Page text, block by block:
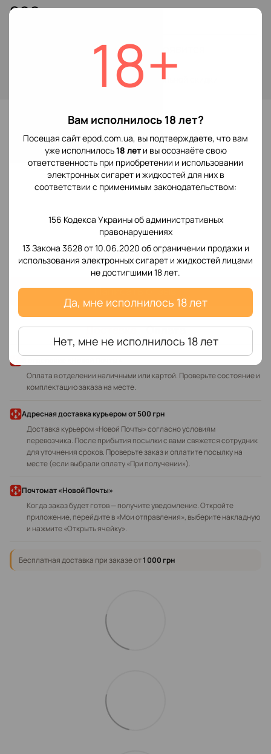
18+
Вам исполнилось 18 лет?
Посещая сайт epod.com.ua, вы подтверждаете, что вам
уже исполнилось18 лети вы осознаёте свою
ответственность при приобретении и использовании
электронных сигарет и жидкостей для них в
соответствии с применимым законодательством:
156 Кодекса Украины об административных
правонарушениях
13 Закона 3628 от 10.06.2020 об ограничении продажи и
использования электронных сигарет и жидкостей лицами
не достигшими 18 лет.
Да, мне исполнилось 18 лет
Нет, мне не исполнилось 18 лет
299 грн
Сообщить, когда появится
для отображения накопительной скидки
В избранное
Отзывы
Добавьте первый отзыв
Написать отзыв
Доставка Оплата
Оплата в отделении наличными или картой. Проверьте состояние и
комплектацию заказа на месте.
Адресная доставка курьеромот 500 грн
Доставка курьером «Новой Почты» согласно условиям
перевозчика. После прибытия посылки с вами свяжется сотрудник
для уточнения сроков. Проверьте заказ и оплатите посылку на
месте (если выбрали оплату «При получении»).
Почтомат «Новой Почты»
Когда заказ будет готов — получите уведомление. Откройте
приложение, перейдите в «Мои отправления», выберите накладную
и нажмите «Открыть ячейку».
Бесплатная доставка при заказе от1 000 грн